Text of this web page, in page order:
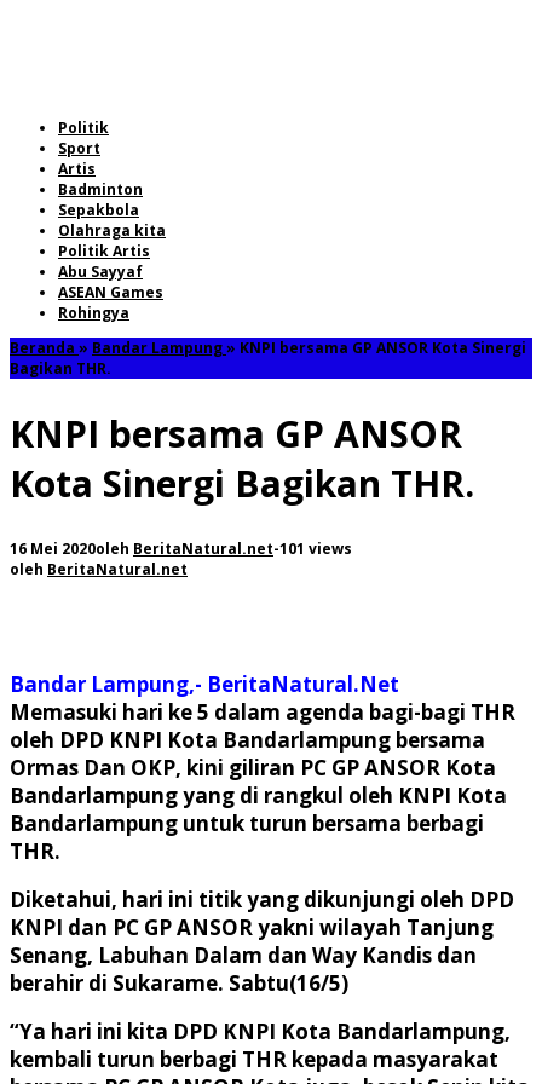
Politik
Sport
Artis
Badminton
Sepakbola
Olahraga kita
Politik Artis
Abu Sayyaf
ASEAN Games
Rohingya
Beranda » Bandar Lampung» KNPI bersama GP ANSOR Kota Sinergi
Bagikan THR.
KNPI bersama GP ANSOR
Kota Sinergi Bagikan THR.
16 Mei 2020oleh BeritaNatural.net-101 views
oleh BeritaNatural.net
Bandar Lampung,- BeritaNatural.Net
Memasuki hari ke 5 dalam agenda bagi-bagi THR
oleh DPD KNPI Kota Bandarlampung bersama
Ormas Dan OKP, kini giliran PC GP ANSOR Kota
Bandarlampung yang di rangkul oleh KNPI Kota
Bandarlampung untuk turun bersama berbagi
THR.
Diketahui, hari ini titik yang dikunjungi oleh DPD
KNPI dan PC GP ANSOR yakni wilayah Tanjung
Senang, Labuhan Dalam dan Way Kandis dan
berahir di Sukarame. Sabtu(16/5)
“Ya hari ini kita DPD KNPI Kota Bandarlampung,
kembali turun berbagi THR kepada masyarakat